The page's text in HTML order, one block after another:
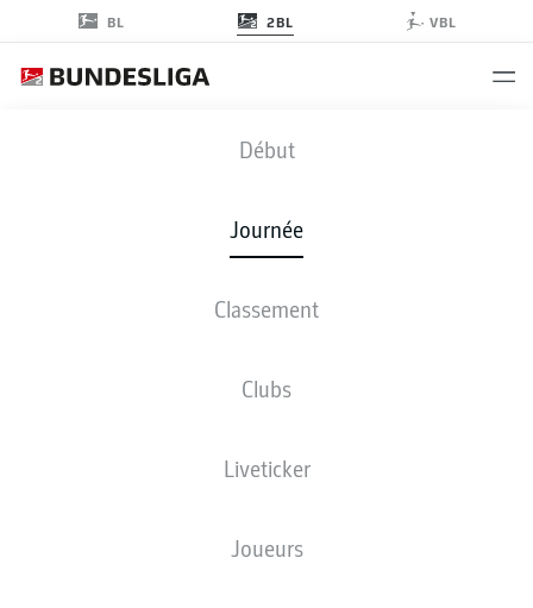
BL 2BL VBL
Début
Journée
Classement
Clubs
Liveticker
Joueurs
SCP - DSC
4 3
COMPOSITIONS STATISTIQUES